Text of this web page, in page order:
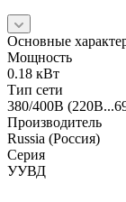
Основные
Мощность
0.18 кВт
Тип сети
380/400В
Производитель
Russia (Россия)
Серия
УУВД